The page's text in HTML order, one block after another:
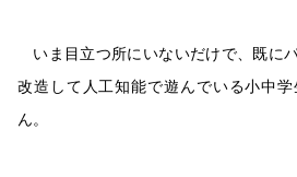
いま目立つ所にいないだけで、既に
改造して人工知能で遊んでいる小中
ん。